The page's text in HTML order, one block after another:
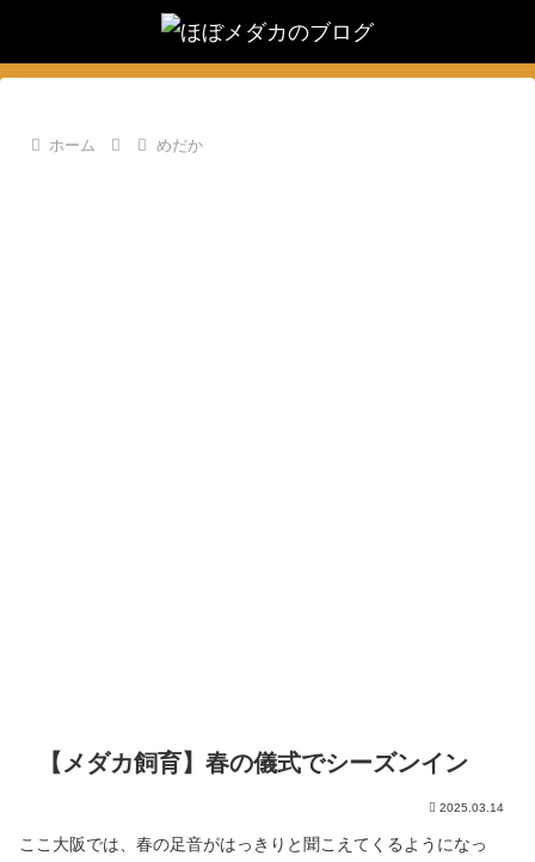
ホーム めだか
【メダカ飼育】春の儀式でシーズンイン
2025.03.14
ここ大阪では、春の足音がはっきりと聞こえてくるようになっ